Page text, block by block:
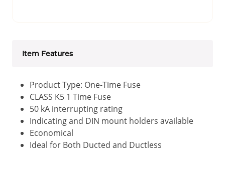
Item Features
Product Type: One-Time Fuse
CLASS K5 1 Time Fuse
50 kA interrupting rating
Indicating and DIN mount holders available
Economical
Ideal for Both Ducted and Ductless